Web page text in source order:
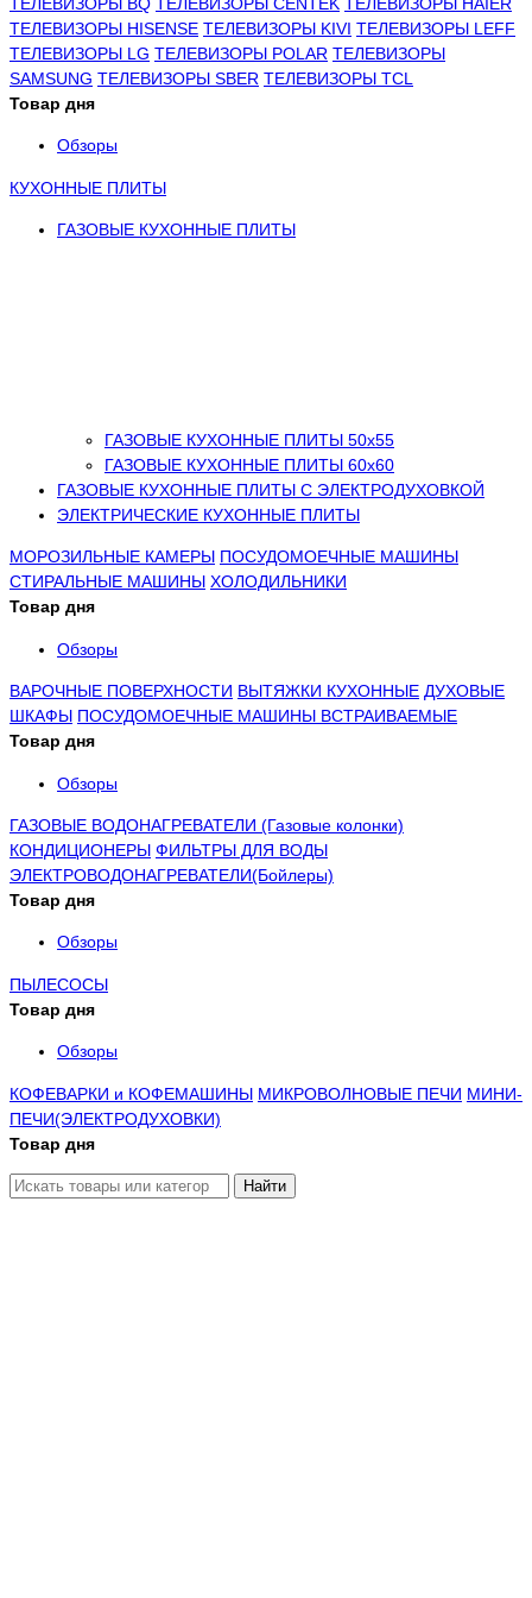
ТЕЛЕВИЗОРЫ HISENSE ТЕЛЕВИЗОРЫ KIVI ТЕЛЕВИЗОРЫ LEFF
ТЕЛЕВИЗОРЫ LG ТЕЛЕВИЗОРЫ POLAR ТЕЛЕВИЗОРЫ
SAMSUNG ТЕЛЕВИЗОРЫ SBER ТЕЛЕВИЗОРЫ TCL
Товар дня
Обзоры
КУХОННЫЕ ПЛИТЫ
ГАЗОВЫЕ КУХОННЫЕ ПЛИТЫ
ГАЗОВЫЕ КУХОННЫЕ ПЛИТЫ 50х55
ГАЗОВЫЕ КУХОННЫЕ ПЛИТЫ 60х60
ГАЗОВЫЕ КУХОННЫЕ ПЛИТЫ С ЭЛЕКТРОДУХОВКОЙ
ЭЛЕКТРИЧЕСКИЕ КУХОННЫЕ ПЛИТЫ
МОРОЗИЛЬНЫЕ КАМЕРЫ ПОСУДОМОЕЧНЫЕ МАШИНЫ
СТИРАЛЬНЫЕ МАШИНЫ ХОЛОДИЛЬНИКИ
Товар дня
Обзоры
ВАРОЧНЫЕ ПОВЕРХНОСТИ ВЫТЯЖКИ КУХОННЫЕ ДУХОВЫЕ
ШКАФЫ ПОСУДОМОЕЧНЫЕ МАШИНЫ ВСТРАИВАЕМЫЕ
Товар дня
Обзоры
ГАЗОВЫЕ ВОДОНАГРЕВАТЕЛИ (Газовые колонки)
КОНДИЦИОНЕРЫ ФИЛЬТРЫ ДЛЯ ВОДЫ
ЭЛЕКТРОВОДОНАГРЕВАТЕЛИ(Бойлеры)
Товар дня
Обзоры
ПЫЛЕСОСЫ
Товар дня
Обзоры
КОФЕВАРКИ и КОФЕМАШИНЫ МИКРОВОЛНОВЫЕ ПЕЧИ МИНИ-
ПЕЧИ(ЭЛЕКТРОДУХОВКИ)
Товар дня
Найти